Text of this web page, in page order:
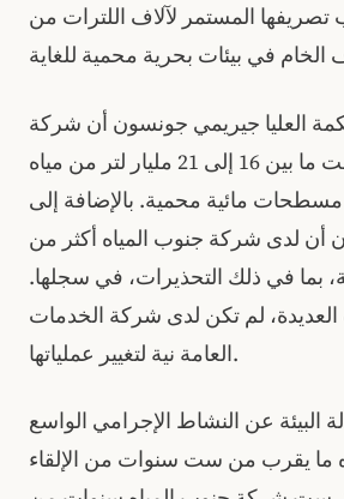
المستمر لآلاف اللترات من
العليا جيريمي جونسون أن شركة
جنوب المياه أطلقت ما بين 16 إلى 21 مليار لتر من مياه
مائية محمية. بالإضافة إلى
لدى شركة جنوب المياه أكثر من
بما في ذلك التحذيرات، في سجلها.
لم تكن لدى شركة الخدمات
العامة نية لتغيير عملياتها.
عن النشاط الإجرامي الواسع
ما يقرب من ست سنوات من الإلقاء